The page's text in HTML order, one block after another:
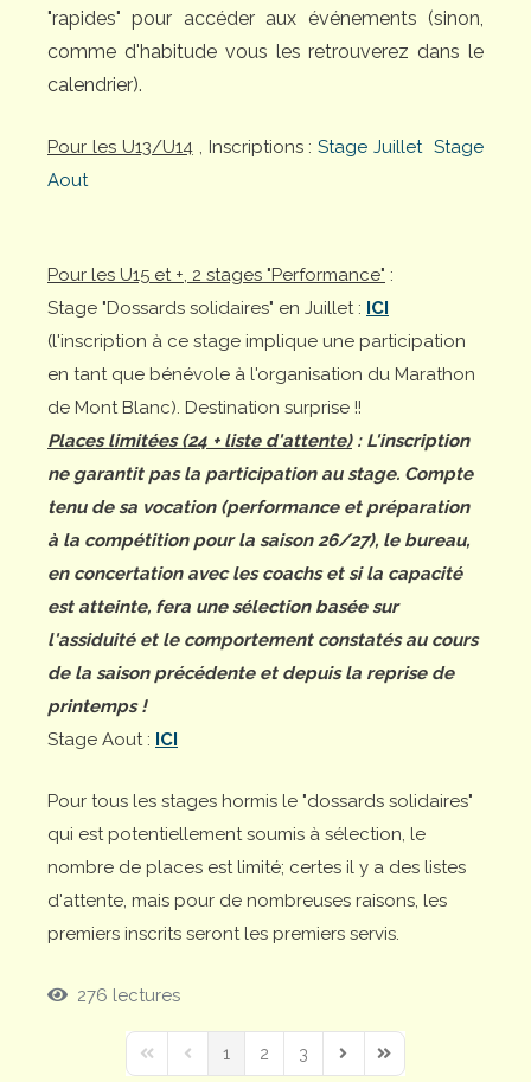
"rapides" pour accéder aux événements (sinon,
comme d'habitude vous les retrouverez dans le
calendrier).
Pour les U13/U14, Inscriptions :Stage Juillet Stage
Aout
Pour les U15 et +, 2 stages "Performance" :
Stage "Dossards solidaires" en Juillet : ICI
(l'inscription à ce stage implique une participation
en tant que bénévole à l'organisation du Marathon
de Mont Blanc). Destination surprise !!
Places limitées (24 + liste d'attente): L'inscription
ne garantit pas la participation au stage. Compte
tenu de sa vocation (performance et préparation
à la compétition pour la saison 26/27), le bureau,
en concertation avec les coachs et si la capacité
est atteinte, fera une sélection basée sur
l'assiduité et le comportement constatés au cours
de la saison précédente et depuis la reprise de
printemps !
Stage Aout : ICI
Pour tous les stages hormis le "dossards solidaires"
qui est potentiellement soumis à sélection, le
nombre de places est limité; certes il y a des listes
d'attente, mais pour de nombreuses raisons, les
premiers inscrits seront les premiers servis.
276 lectures
First PagePrevious Page
1 2 3
Next PageLast Page